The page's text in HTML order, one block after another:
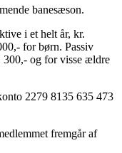
banesæson.
i et helt år, kr.
for børn. Passiv
300,- og for visse ældre
2279 8135 635 473
fremgår af